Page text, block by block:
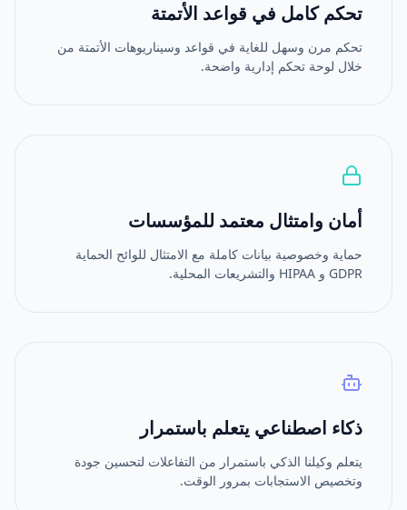
تحكم كامل في قواعد الأتمتة
تحكم مرن وسهل للغاية في قواعد وسيناريوهات الأتمتة من
خلال لوحة تحكم إدارية واضحة.
أمان وامتثال معتمد للمؤسسات
حماية وخصوصية بيانات كاملة مع الامتثال للوائح الحماية
GDPR و HIPAA والتشريعات المحلية.
ذكاء اصطناعي يتعلم باستمرار
يتعلم وكيلنا الذكي باستمرار من التفاعلات لتحسين جودة
وتخصيص الاستجابات بمرور الوقت.